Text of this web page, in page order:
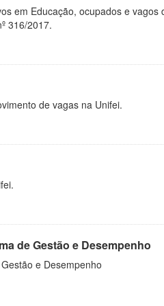
em Educação, ocupados e vagos
316/2017.
de vagas na Unifei.
de Gestão e Desempenho
e Desempenho